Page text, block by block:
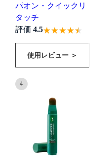
パオン・クイックリ
タッチ
評価 4.5
使用レビュー ＞
4